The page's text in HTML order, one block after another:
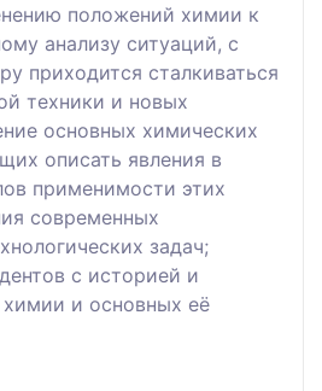
положений химии к
анализу ситуаций, с
приходится сталкиваться
техники и новых
основных химических
описать явления в
применимости этих
современных
задач;
с историей и
химии и основных её